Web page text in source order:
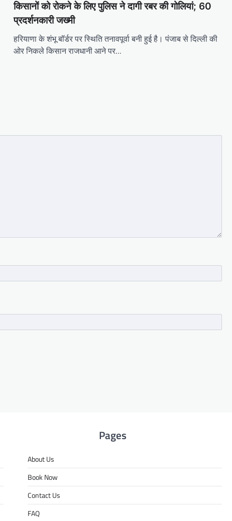
किसानों को रोकने के लिए पुलिस ने दागी रबर की गोलियां; 60
प्रदर्शनकारी जख्मी
हरियाणा के शंभू बॉर्डर पर स्थिति तनावपूर्वा बनी हुई है। पंजाब से दिल्ली की
ओर निकले किसान राजधानी आने पर…
Pages
About Us
Book Now
Contact Us
FAQ